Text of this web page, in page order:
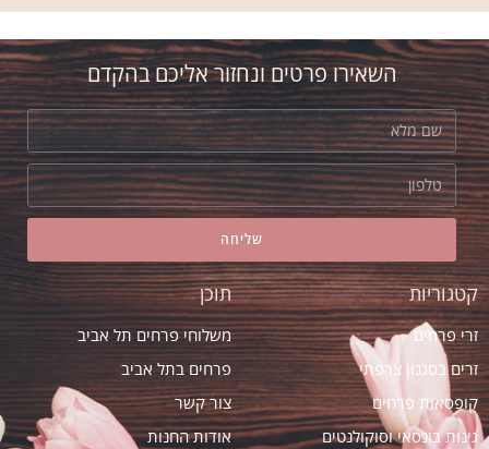
השאירו פרטים ונחזור אליכם בהקדם
שליחה
קטגוריות
זרי פרחים
זרים בסגנון צרפתי
קופסאות פרחים
גינות בונסאי וסוקולנטים
תוכן
משלוחי פרחים תל אביב
פרחים בתל אביב
צור קשר
אודות החנות